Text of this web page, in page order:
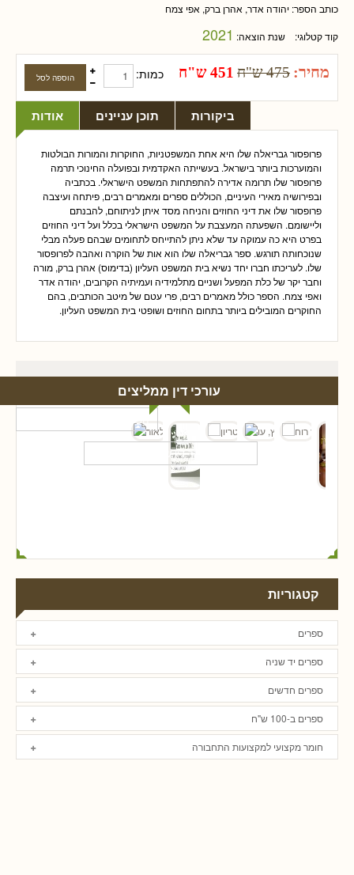
כותב הספר: יהודה אדר, אהרן ברק, אפי צמח
קוד קטלוגי: שנת הוצאה: 2021
מחיר: 475 ש"ח 451 ש"ח כמות:
אודות תוכן עניינים ביקורות
פרופסור גבריאלה שלו היא אחת המשפטניות, החוקרות והמורות הבולטות
והמוערכות ביותר בישראל. בעשייתה האקדמית ובפועלה החינוכי תרמה
פרופסור שלו תרומה אדירה להתפתחות המשפט הישראלי. בכתביה
ובפירושיה מאירי העיניים, הכוללים ספרים ומאמרים רבים, פיתחה ועיצבה
פרופסור שלו את דיני החוזים והניחה מסד איתן לניתוחם, להבנתם
וליישומם. השפעתה המעצבת על המשפט הישראלי בכלל ועל דיני החוזים
בפרט היא כה עמוקה עד שלא ניתן להתייחס לתחומים שבהם פעלה מבלי
שנוכחותה תורגש. ספר גבריאלה שלו הוא אות של הוקרה ואהבה לפרופסור
שלו. לעריכתו חברו יחד נשיא בית המשפט העליון (בדימוס) אהרן ברק, מורה
וחבר יקר של כלת המפעל ושניים מתלמידיה ועמיתיה הקרובים, יהודה אדר
ואפי צמח. הספר כולל מאמרים רבים, פרי עטם של מיטב הכותבים, בהם
החוקרים המובילים ביותר בתחום החוזים ושופטי בית המשפט העליון.
עורכי דין ממליצים
קטגוריות
ספרים
ספרים יד שניה
ספרים חדשים
ספרים ב-100 ש"ח
חומר מקצועי למקצועות התחבורה